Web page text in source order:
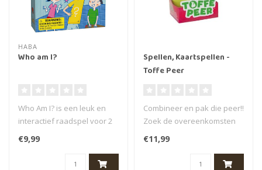
HABA
Who am I?
Who Am I? is een leuk en
interactief raadspel voor 2
of meer spelers, perfect vo..
€9,99
Spellen, Kaartspellen -
Toffe Peer
Combineer en pak die peer!!
Zoek de overeenkomsten
bij elkaar in dit
onberekenba..
€11,99